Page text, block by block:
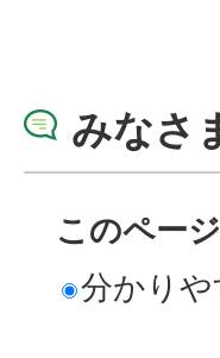
みなさ
このペー
分かり